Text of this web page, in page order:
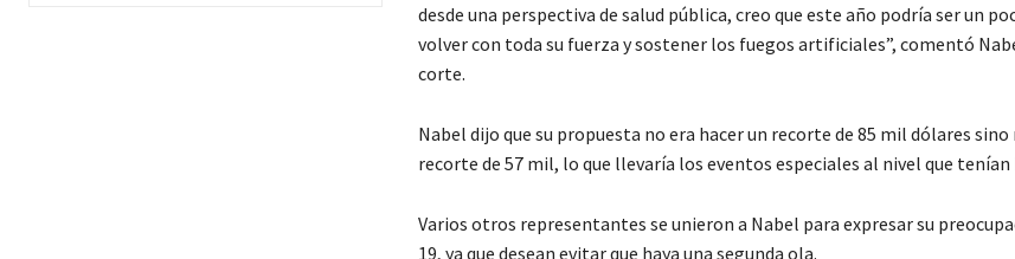
desde una perspectiva de salud pública, creo que este año podría ser un
volver con toda su fuerza y ​​sostener los fuegos artificiales”, comentó
corte.
Nabel dijo que su propuesta no era hacer un recorte de 85 mil dólares sino
recorte de 57 mil, lo que llevaría los eventos especiales al nivel que tenían
Varios otros representantes se unieron a Nabel para expresar su
19, ya que desean evitar que haya una segunda ola.